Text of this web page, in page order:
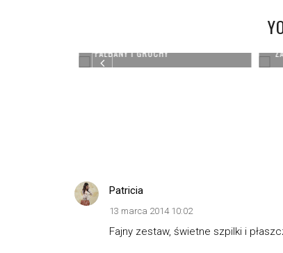
FALBANY I GROCHY
Patricia
13 marca 2014 10:02
Fajny zestaw, świetne szpilki i